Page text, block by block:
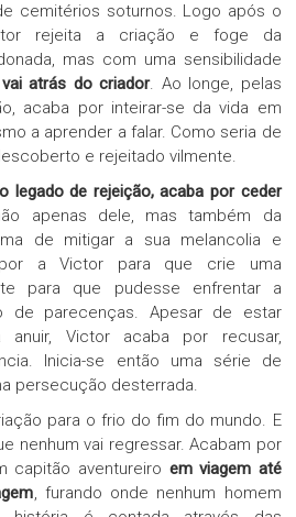
cemitérios soturnos. Logo após o
rejeita a criação e foge da
mas com uma sensibilidade
atrás do criador. Ao longe, pelas
acaba por inteirar-se da vida em
a aprender a falar. Como seria de
e rejeitado vilmente.
legado de rejeição, acaba por ceder
apenas dele, mas também da
de mitigar a sua melancolia e
a Victor para que crie uma
para que pudesse enfrentar a
de parecenças. Apesar de estar
anuir, Victor acaba por recusar,
Inicia-se então uma série de
persecução desterrada.
para o frio do fim do mundo. E
nenhum vai regressar. Acabam por
capitão aventureiro em viagem até
, furando onde nenhum homem